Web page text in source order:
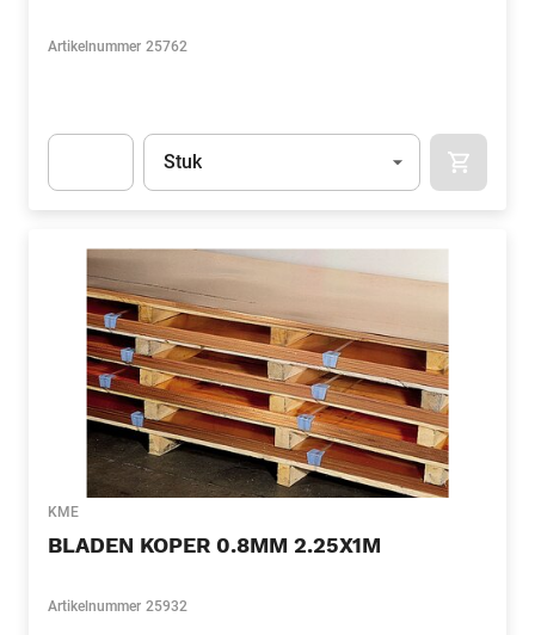
Artikelnummer 25762
Eenheid
Stuk
KME
BLADEN KOPER 0.8MM 2.25X1M
Artikelnummer 25932